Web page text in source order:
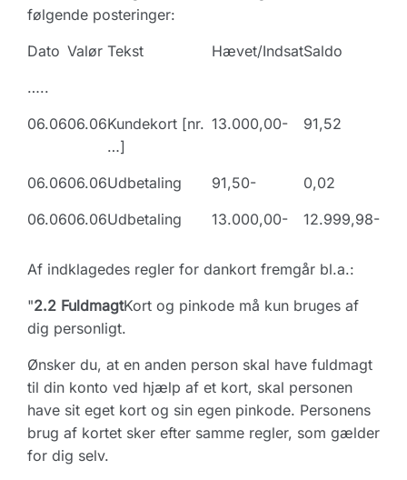
følgende posteringer:
Dato Valør Tekst Hævet/IndsatSaldo
…..
06.0606.06Kundekort [nr.
…]
13.000,00- 91,52
06.0606.06Udbetaling 91,50-
0,02
06.0606.06Udbetaling 13.000,00- 12.999,98-
Af indklagedes regler for dankort fremgår bl.a.:
"2.2 FuldmagtKort og pinkode må kun bruges af
dig personligt.
Ønsker du, at en anden person skal have fuldmagt
til din konto ved hjælp af et kort, skal personen
have sit eget kort og sin egen pinkode. Personens
brug af kortet sker efter samme regler, som gælder
for dig selv.